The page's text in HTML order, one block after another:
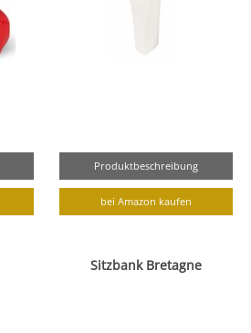
Produktbeschreibung
bei Amazon kaufen
Sitzbank Bretagne